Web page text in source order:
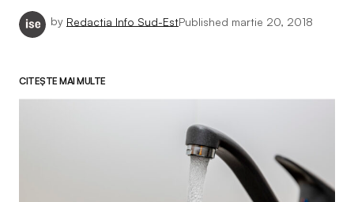
by Redactia Info Sud-EstPublished martie 20, 2018
CITEȘTE MAI MULTE